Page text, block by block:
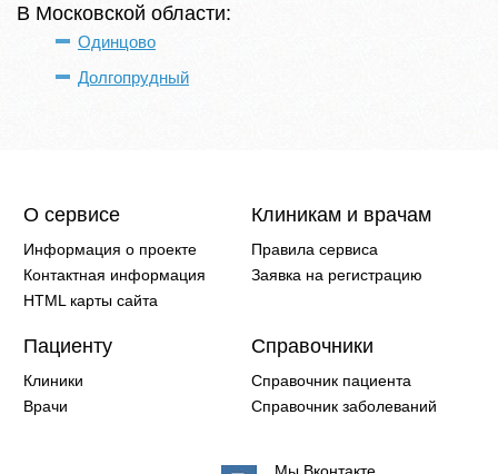
В Московской области:
Одинцово
Долгопрудный
О сервисе
Информация о проекте
Контактная информация
HTML карты сайта
Клиникам и врачам
Правила сервиса
Заявка на регистрацию
Пациенту
Клиники
Врачи
Справочники
Справочник пациента
Справочник заболеваний